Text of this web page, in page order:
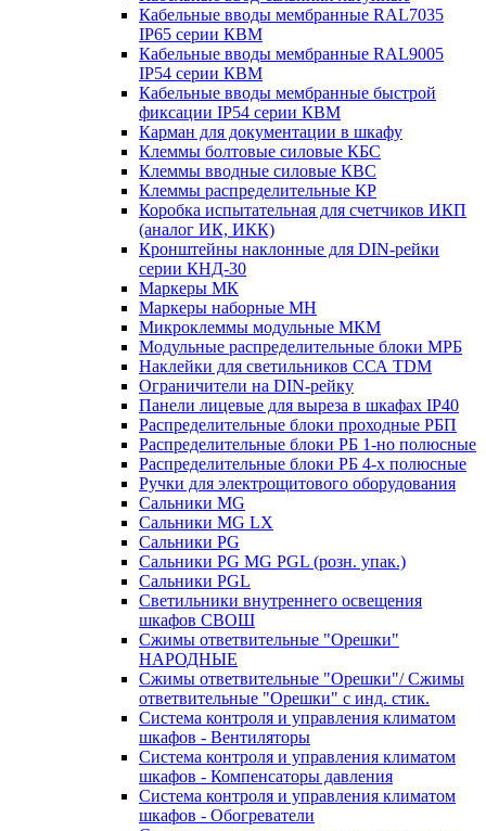
Кабельные вводы мембранные RAL7035
IP65 серии КВМ
Кабельные вводы мембранные RAL9005
IP54 серии КВМ
Кабельные вводы мембранные быстрой
фиксации IP54 серии КВМ
Карман для документации в шкафу
Клеммы болтовые силовые КБС
Клеммы вводные силовые КВС
Клеммы распределительные КР
Коробка испытательная для счетчиков ИКП
(аналог ИК, ИКК)
Кронштейны наклонные для DIN-рейки
серии КНД-30
Маркеры МК
Маркеры наборные МН
Микроклеммы модульные МКМ
Модульные распределительные блоки МРБ
Наклейки для светильников ССА TDM
Ограничители на DIN-рейку
Панели лицевые для выреза в шкафах IP40
Распределительные блоки проходные РБП
Распределительные блоки РБ 1-но полюсные
Распределительные блоки РБ 4-х полюсные
Ручки для электрощитового оборудования
Сальники MG
Сальники MG LX
Сальники PG
Сальники PG MG PGL (розн. упак.)
Сальники PGL
Светильники внутреннего освещения
шкафов СВОШ
Сжимы ответвительные "Орешки"
НАРОДНЫЕ
Сжимы ответвительные "Орешки"/ Сжимы
ответвительные "Орешки" с инд. стик.
Система контроля и управления климатом
шкафов - Вентиляторы
Система контроля и управления климатом
шкафов - Компенсаторы давления
Система контроля и управления климатом
шкафов - Обогреватели